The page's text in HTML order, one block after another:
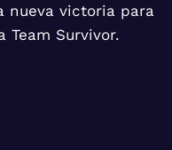
nueva victoria para
Team Survivor.